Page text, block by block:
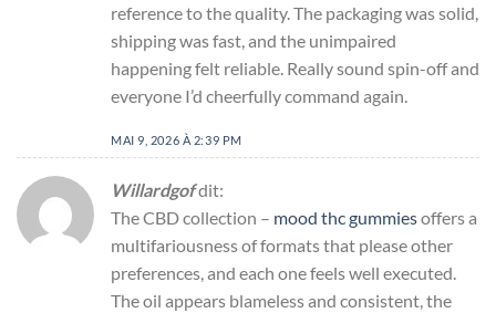
reference to the quality. The packaging was solid,
shipping was fast, and the unimpaired
happening felt reliable. Really sound spin-off and
everyone I’d cheerfully command again.
MAI 9, 2026 À 2:39 PM
Willardgofdit:
The CBD collection – mood thc gummiesoffers a
multifariousness of formats that please other
preferences, and each one feels well executed.
The oil appears blameless and consistent, the